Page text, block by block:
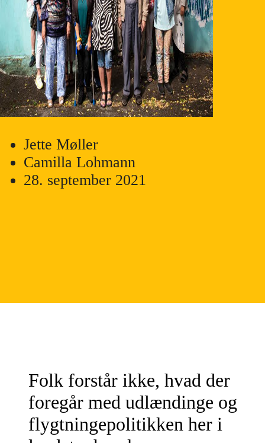
Jette Møller
Camilla Lohmann
28. september 2021
Folk forstår ikke, hvad der
foregår med udlændinge og
flygtningepolitikken her i